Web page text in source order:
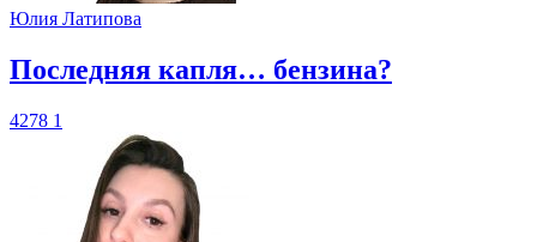
Юлия Латипова
​Последняя капля… бензина?
4278 1